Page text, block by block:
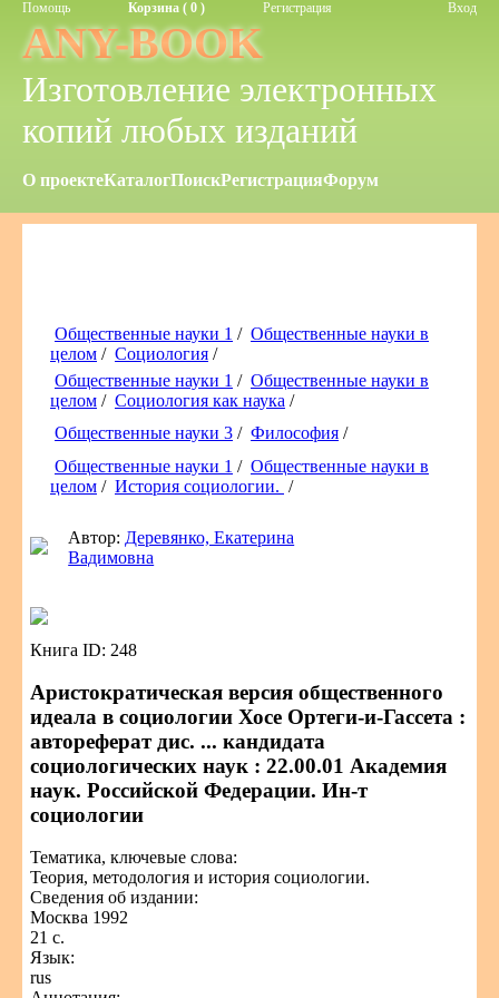
Помощь Корзина ( 0 ) Регистрация Вход
ANY-BOOK
Изготовление электронных
копий любых изданий
О проектеКаталогПоискРегистрацияФорум
Общественные науки 1 / Общественные науки в
целом / Cоциология /
Общественные науки 1 / Общественные науки в
целом / Социология как наука /
Общественные науки 3 / Философия /
Общественные науки 1 / Общественные науки в
целом / История социологии. /
Автор: Деревянко, Екатерина
Вадимовна
Книга ID: 248
Аристократическая версия общественного
идеала в социологии Хосе Ортеги-и-Гассета :
автореферат дис. ... кандидата
социологических наук : 22.00.01 Академия
наук. Российской Федерации. Ин-т
социологии
Тематика, ключевые слова:
Теория, методология и история социологии.
Сведения об издании:
Москва 1992
21 с.
Язык:
rus